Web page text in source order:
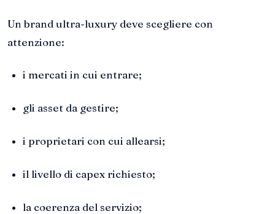
Un brand ultra-luxury deve scegliere con
attenzione:
i mercati in cui entrare;
gli asset da gestire;
i proprietari con cui allearsi;
il livello di capex richiesto;
la coerenza del servizio;